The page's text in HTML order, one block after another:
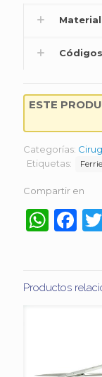
Material
ESTE
Categorías:
Etiquetas:
Compartir en
Productos